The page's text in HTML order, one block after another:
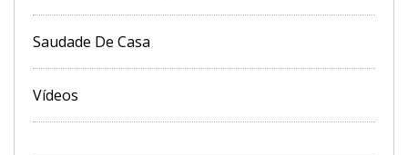
Saudade De Casa
Vídeos